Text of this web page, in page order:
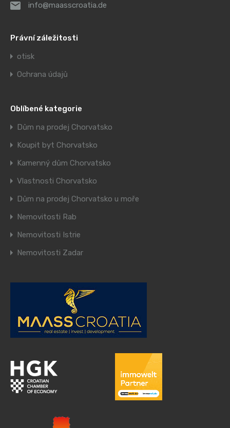
info@maasscroatia.de
Právní záležitosti
otisk
Ochrana údajů
Oblíbené kategorie
Dům na prodej Chorvatsko
Koupit byt Chorvatsko
Kamenný dům Chorvatsko
Vlastnosti Chorvatsko
Dům na prodej Chorvatsko u moře
Nemovitosti Rab
Nemovitosti Istrie
Nemovitosti Zadar